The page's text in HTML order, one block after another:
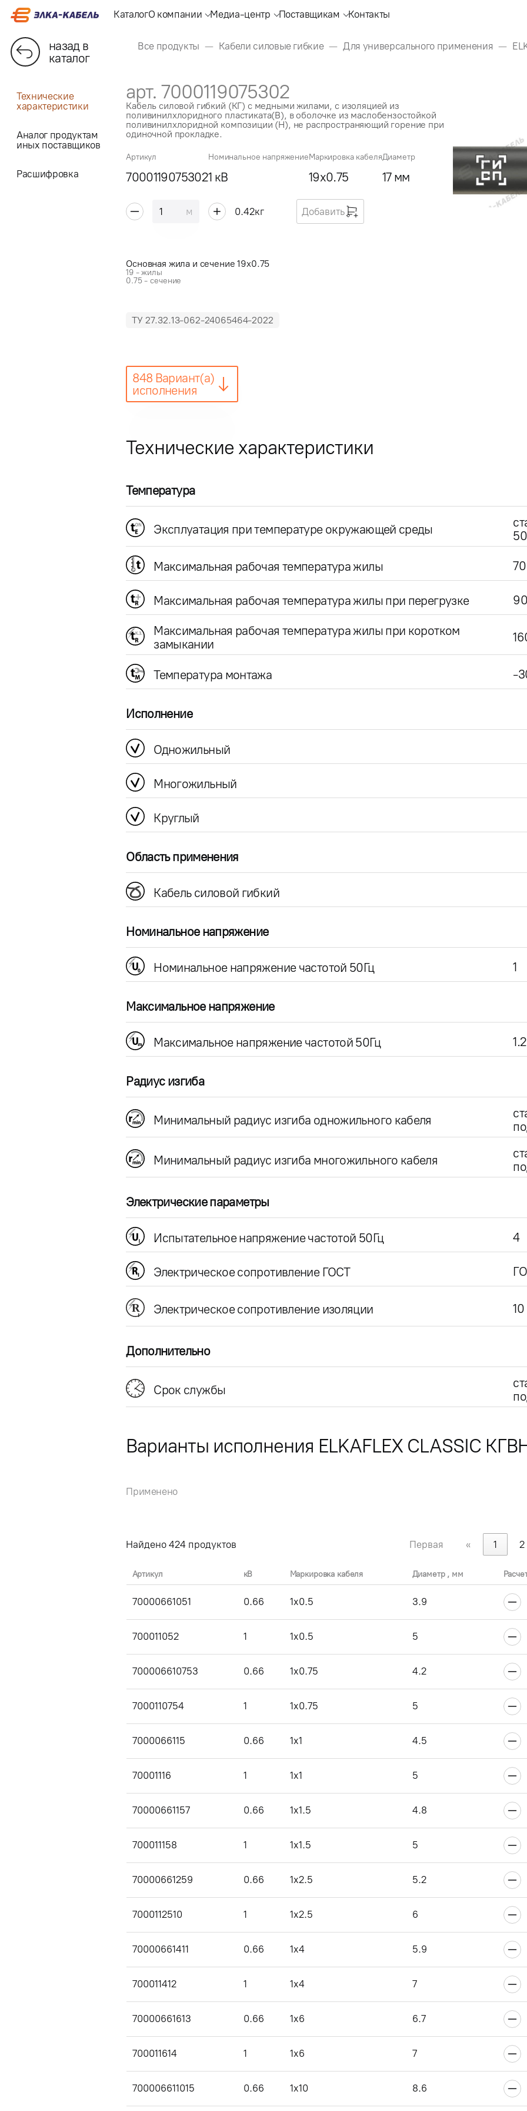
КаталогО компании Медиа-центр Поставщикам Контакты
назад в
каталог
Все продукты Кабели силовые гибкие Для универсального применения
Технические
характеристики
Аналог продуктам
иных поставщиков
Расшифровка
арт. 7000119075302
Кабель силовой гибкий (КГ) с медными жилами, с изоляцией из
поливинилхлоридного пластиката(В), в оболочке из маслобензостойкой
поливинилхлоридной композиции (Н), не распространяющий горение при
одиночной прокладке.
Артикул
7000119075302
Номинальное напряжение
1 кВ
Маркировка кабеля
19x0.75
Диаметр
17 мм
м 0.42кг Добавить
Основная жила и сечение 19x0.75
19 - жилы
0.75 - сечение
ТУ 27.32.13-062-24065464-2022
848 Вариант(а)
исполнения
Технические характеристики
Температура
Эксплуатация при температуре окружающей среды
Максимальная рабочая температура жилы 70
Максимальная рабочая температура жилы при перегрузке 90
Максимальная рабочая температура жилы при коротком
замыкании
Температура монтажа -
Исполнение
Одножильный
Многожильный
Круглый
Область применения
Кабель силовой гибкий
Номинальное напряжение
Номинальное напряжение частотой 50Гц 1
Максимальное напряжение
Максимальное напряжение частотой 50Гц 1.2
Радиус изгиба
Минимальный радиус изгиба одножильного кабеля
Минимальный радиус изгиба многожильного кабеля
Электрические параметры
Испытательное напряжение частотой 50Гц 4
Электрическое сопротивление ГОСТ
Электрическое сопротивление изоляции 10
Дополнительно
Срок службы
Варианты исполнения ELKAFLEX CLASSIC
Применено
Найдено424 продуктов Первая « 1 2
Артикул кВ Маркировка кабеля Диаметр , мм
70000661051 0.66 1x0.5 3.9
700011052 1 1x0.5 5
700006610753 0.66 1x0.75 4.2
7000110754 1 1x0.75 5
7000066115 0.66 1x1 4.5
70001116 1 1x1 5
70000661157 0.66 1x1.5 4.8
700011158 1 1x1.5 5
70000661259 0.66 1x2.5 5.2
7000112510 1 1x2.5 6
70000661411 0.66 1x4 5.9
700011412 1 1x4 7
70000661613 0.66 1x6 6.7
700011614 1 1x6 7
700006611015 0.66 1x10 8.6